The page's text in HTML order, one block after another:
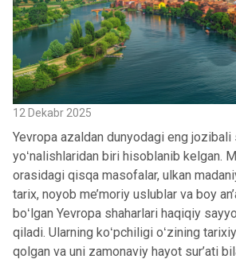
12 Dekabr 2025
Yevropa azaldan dunyodagi eng jozibali
yoʻnalishlaridan biri hisoblanib kelgan.
orasidagi qisqa masofalar, ulkan
tarix, noyob me’moriy uslublar va boy
boʻlgan Yevropa shaharlari haqiqiy
qiladi. Ularning koʻpchiligi oʻzining
qolgan va uni zamonaviy hayot sur’ati